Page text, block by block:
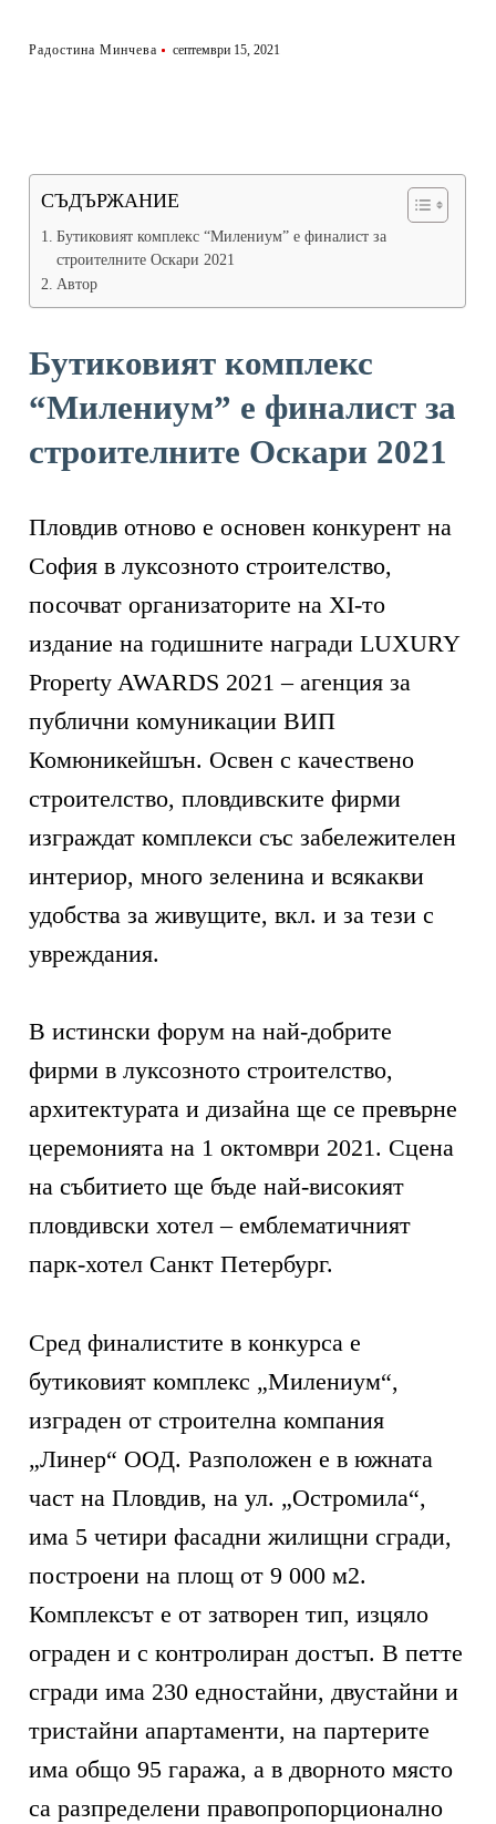
Радостина Минчева септември 15, 2021
СЪДЪРЖАНИЕ
Бутиковият комплекс “Милениум” е финалист за
строителните Оскари 2021
Автор
Бутиковият комплекс
“Милениум” е финалист за
строителните Оскари 2021
Пловдив отново е основен конкурент на
София в луксозното строителство,
посочват организаторите на XI-то
издание на годишните награди LUXURY
Property AWARDS 2021 – агенция за
публични комуникации ВИП
Комюникейшън. Освен с качествено
строителство, пловдивските фирми
изграждат комплекси със забележителен
интериор, много зеленина и всякакви
удобства за живущите, вкл. и за тези с
увреждания.
В истински форум на най-добрите
фирми в луксозното строителство,
архитектурата и дизайна ще се превърне
церемонията на 1 октомври 2021. Сцена
на събитието ще бъде най-високият
пловдивски хотел – емблематичният
парк-хотел Санкт Петербург.
Сред финалистите в конкурса е
бутиковият комплекс „Милениум“,
изграден от строителна компания
„Линер“ ООД. Разположен е в южната
част на Пловдив, на ул. „Остромила“,
има 5 четири фасадни жилищни сгради,
построени на площ от 9 000 м2.
Комплексът е от затворен тип, изцяло
ограден и с контролиран достъп. В петте
сгради има 230 едностайни, двустайни и
тристайни апартаменти, на партерите
има общо 95 гаража, а в дворното място
са разпределени правопропорционално